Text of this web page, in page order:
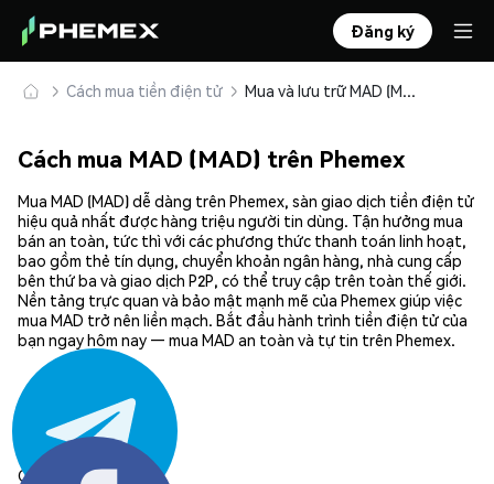
Đăng ký
Cách mua tiền điện tử Mua và lưu trữ MAD (MAD) an toàn
Cách mua MAD (MAD) trên Phemex
Mua MAD (MAD) dễ dàng trên Phemex, sàn giao dịch tiền điện tử
hiệu quả nhất được hàng triệu người tin dùng. Tận hưởng mua
bán an toàn, tức thì với các phương thức thanh toán linh hoạt,
bao gồm thẻ tín dụng, chuyển khoản ngân hàng, nhà cung cấp
bên thứ ba và giao dịch P2P, có thể truy cập trên toàn thế giới.
Nền tảng trực quan và bảo mật mạnh mẽ của Phemex giúp việc
mua MAD trở nên liền mạch. Bắt đầu hành trình tiền điện tử của
bạn ngay hôm nay — mua MAD an toàn và tự tin trên Phemex.
Chia sẻ: